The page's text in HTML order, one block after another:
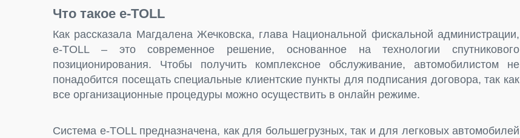
Что такое e-TOLL
Как рассказала Магдалена Жечковска, глава Национальной фискальной администрации,
e-TOLL – это современное решение, основанное на технологии спутникового
позиционирования. Чтобы получить комплексное обслуживание, автомобилистом не
понадобится посещать специальные клиентские пункты для подписания договора, так как
все организационные процедуры можно осуществить в онлайн режиме.
Система e-TOLL предназначена, как для большегрузных, так и для легковых автомобилей